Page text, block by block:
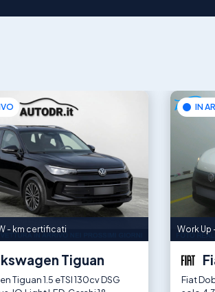
- km certificati
Tiguan
Tiguan 1.5 eTSI 130cv DSG
IN
Work Up
Fiat